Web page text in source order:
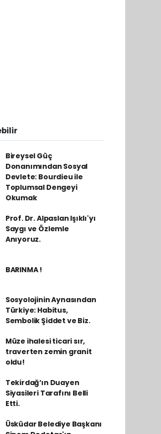
Bireysel Güç
Donanımından Sosyal
Devlete: Bourdieu ile
Toplumsal Dengeyi
Okumak
Prof. Dr. Alpaslan Işıklı'yı
Saygı ve Özlemle
Anıyoruz.
BARINMA !
Sosyolojinin Aynasından
Türkiye: Habitus,
Sembolik Şiddet ve Biz.
Müze ihalesi ticari sır,
traverten zemin granit
oldu!
Tekirdağ’ın Duayen
Siyasileri Tarafını Belli
Etti.
Üsküdar Belediye Başkanı